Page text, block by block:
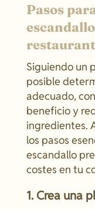
Pasos
Siguiendo un
posible
adecuado,
beneficio y
ingredientes.
los pasos
escandallo
costes en tu
1. Crea una